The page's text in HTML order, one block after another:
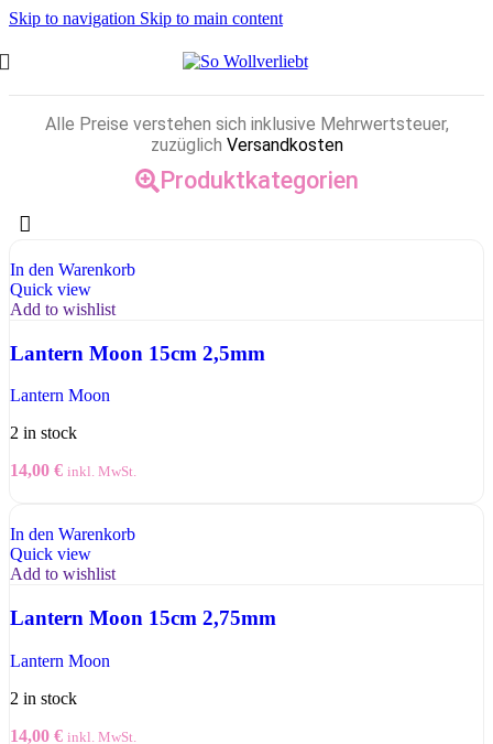
Skip to navigation Skip to main content
Alle Preise verstehen sich inklusive Mehrwertsteuer,
zuzüglich Versandkosten
Produktkategorien
In den Warenkorb
Quick view
Add to wishlist
Lantern Moon 15cm 2,5mm
Lantern Moon
2 in stock
14,00 € inkl. MwSt.
In den Warenkorb
Quick view
Add to wishlist
Lantern Moon 15cm 2,75mm
Lantern Moon
2 in stock
14,00 € inkl. MwSt.